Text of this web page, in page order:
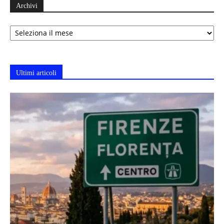
Archivi
Archivi
Ultimi articoli